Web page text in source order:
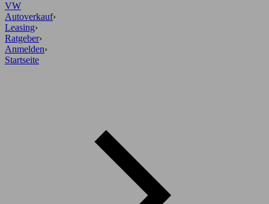
VW
Autoverkauf›
Leasing›
Ratgeber›
Anmelden›
Startseite